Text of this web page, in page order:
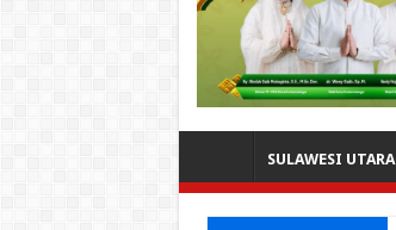
SULAWESI UTARA